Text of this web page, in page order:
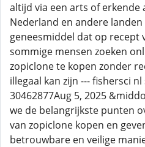
altijd via een arts of erkende
Nederland en andere
geneesmiddel dat op recept
sommige mensen zoeken
zopiclone te kopen zonder
illegaal kan zijn --- fishersci
30462877Aug 5, 2025
we de belangrijkste punten
van zopiclone kopen en
betrouwbare en veilige